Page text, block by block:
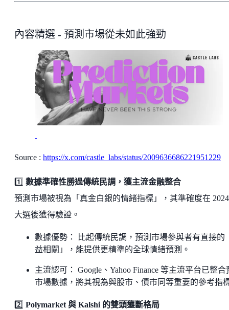
內容精選 - 預測市場從未如此強勁
Source : https://x.com/castle_labs/status/2009636686221951229
1️⃣ 數據準確性勝過傳統民調，獲主流金融整合
預測市場被視為「真金白銀的情緒指標」，其準確度在
大選後獲得驗證。
數據優勢： 比起傳統民調，預測市場參與者有直接的
益相關」，能提供更精準的全球情緒預測。
主流認可： Google、Yahoo Finance 等主流平台已整合
市場數據，將其視為與股市、債市同等重要的參考指
2️⃣ Polymarket 與 Kalshi 的雙頭壟斷格局